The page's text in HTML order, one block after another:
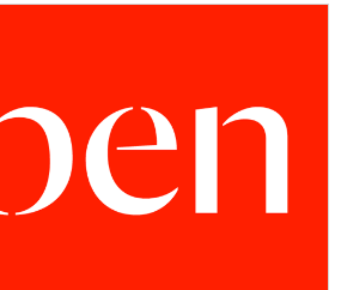
CPEN
Desarrollo empresarial